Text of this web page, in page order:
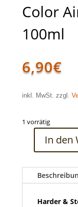
Color
100ml
6,90€
inkl. MwSt. zzgl.
1 vorrätig
Steenbeck
Airbrush
In den
Harder &